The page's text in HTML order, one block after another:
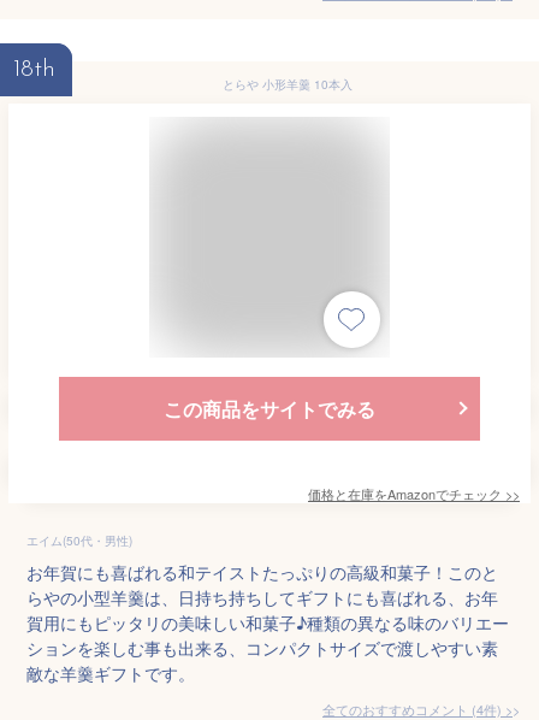
18th
とらや 小形羊羹 10本入
この商品をサイトでみる
価格と在庫をAmazonでチェック >>
エイム(50代・男性)
お年賀にも喜ばれる和テイストたっぷりの高級和菓子！このと
らやの小型羊羹は、日持ち持ちしてギフトにも喜ばれる、お年
賀用にもピッタリの美味しい和菓子♪種類の異なる味のバリエー
ションを楽しむ事も出来る、コンパクトサイズで渡しやすい素
敵な羊羹ギフトです。
全てのおすすめコメント (4件) >